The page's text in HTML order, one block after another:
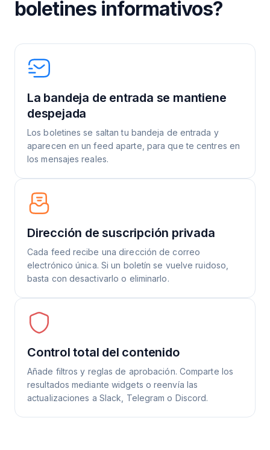
boletines informativos?
La bandeja de entrada se mantiene
despejada
Los boletines se saltan tu bandeja de entrada y
aparecen en un feed aparte, para que te centres en
los mensajes reales.
Dirección de suscripción privada
Cada feed recibe una dirección de correo
electrónico única. Si un boletín se vuelve ruidoso,
basta con desactivarlo o eliminarlo.
Control total del contenido
Añade filtros y reglas de aprobación. Comparte los
resultados mediante widgets o reenvía las
actualizaciones a Slack, Telegram o Discord.